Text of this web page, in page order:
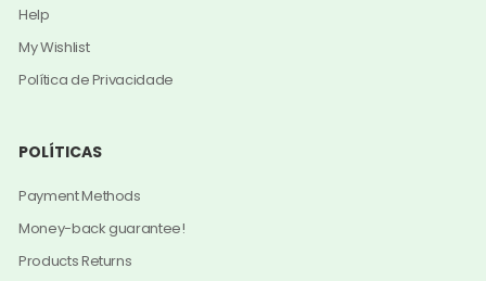
Help
My Wishlist
Política de Privacidade
POLÍTICAS
Payment Methods
Money-back guarantee!
Products Returns